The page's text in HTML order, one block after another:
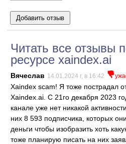
Читать все отзывы
ресурсе xaindex.ai
Вячеслав 14.01.2024 г, в 16:42
Xaindex scam! Я тоже пострадал
Xaindex.ai. С 21го декабря 2023
канале уже нет никакой
них 8 593 подписчика, которых
деньги чтобы изобразить хоть
тоже планирую писать на них